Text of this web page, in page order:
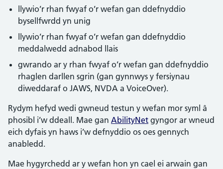
llywio’r rhan fwyaf o’r wefan gan ddefnyddio
bysellfwrdd yn unig
llywio’r rhan fwyaf o’r wefan gan ddefnyddio
meddalwedd adnabod llais
gwrando ar y rhan fwyaf o’r wefan gan ddefnyddio
rhaglen darllen sgrin (gan gynnwys y fersiynau
diweddaraf o JAWS, NVDA a VoiceOver).
Rydym hefyd wedi gwneud testun y wefan mor syml â
phosibl i’w ddeall. Mae gan AbilityNet gyngor ar wneud
eich dyfais yn haws i’w defnyddio os oes gennych
anabledd.
Mae hygyrchedd ar y wefan hon yn cael ei arwain gan